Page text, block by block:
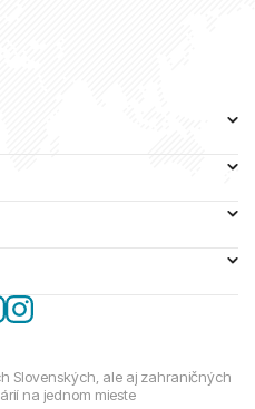
Slovenských, ale aj zahraničných
na jednom mieste